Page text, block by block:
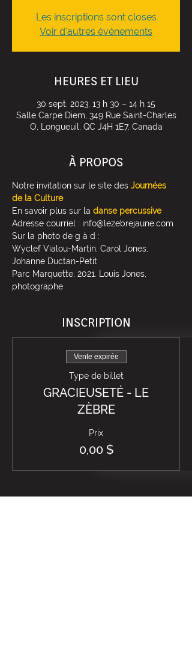
Les inscriptions sont closes
Voir d'autres événements
HEURES ET LIEU
30 sept. 2023, 13 h 30 – 14 h 15
Salle Carpe Diem, 349 Rue Saint-Charles
O, Longueuil, QC J4H 1E7, Canada
À PROPOS
Notre invitation sur le site des Journées
de la Culture
En savoir plus sur la danse percussive
Adresse courriel : info@lezebrejaune.com
Sur la photo de g à d :
Wyclef Vialou-Martin, Carol Jones,
Johanne Ductan-Petit
Parc Marquette, 2021. Louis Jones,
photographe
INSCRIPTION
Vente expirée
Type de billet
GRACIEUSETÉ - LE
ZÈBRE
Prix
0,00 $